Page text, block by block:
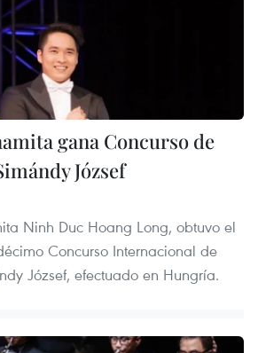
gana Concurso de
József
Ninh Duc Hoang Long, obtuvo el
Concurso Internacional de
József, efectuado en Hungría.